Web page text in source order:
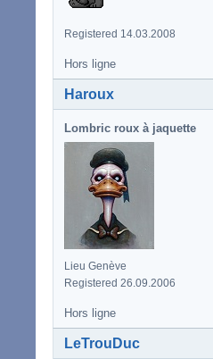
Registered 14.03.2008
Hors ligne
Haroux
Lombric roux à jaquette
Lieu Genève
Registered 26.09.2006
Hors ligne
LeTrouDuc